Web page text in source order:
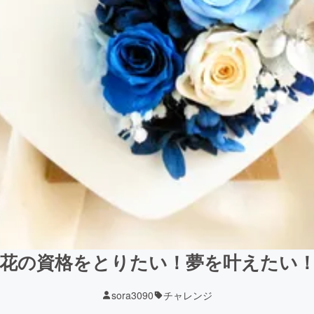
の資格をとりたい！夢を叶えたい
sora3090 チャレンジ